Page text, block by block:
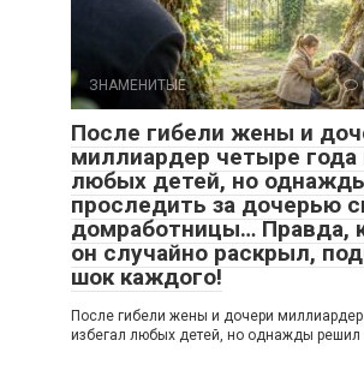
ЗНАМЕНИТЫЕ
После гибели жены и
миллиардер четыре года
любых детей, но
проследить за дочерью
домработницы… Правда,
он случайно раскрыл,
шок каждого!
После гибели жены и дочери миллиардер
избегал любых детей, но однажды решил